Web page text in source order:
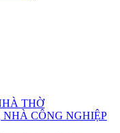
THỜ
CÔNG NGHIỆP